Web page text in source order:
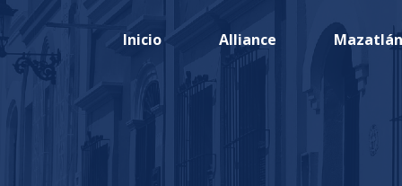
Inicio Alliance Mazatlán